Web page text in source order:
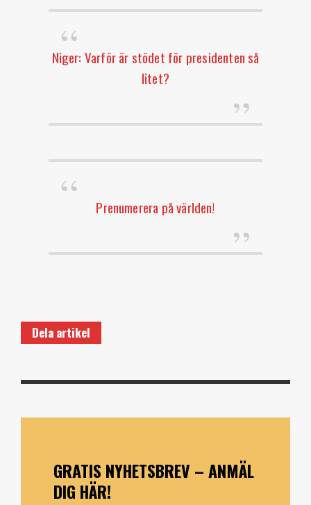
Niger: Varför är stödet för presidenten så
litet?
Prenumerera på världen!
Dela artikel
GRATIS NYHETSBREV – ANMÄL
DIG HÄR!